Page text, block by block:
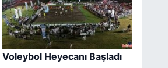
Voleybol Heyecanı Başladı